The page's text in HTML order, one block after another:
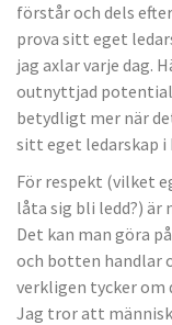
förstår och dels
prova sitt eget
jag axlar varje dag.
outnyttjad
betydligt mer när
sitt eget ledarskap i
För respekt (vilket
låta sig bli ledd?)
Det kan man göra
och botten handlar
verkligen tycker om
Jag tror att